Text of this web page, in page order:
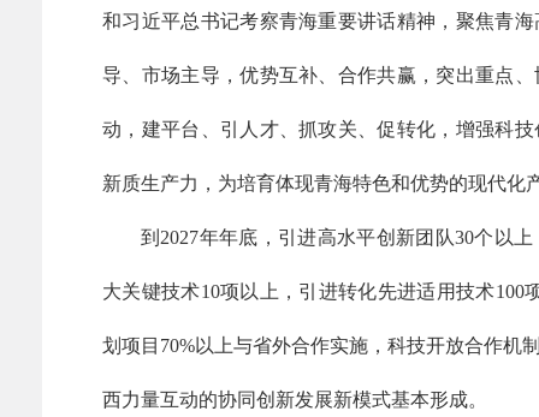
和习近平总书记考察青海重要讲话精神，聚焦青
导、市场主导，优势互补、合作共赢，突出重点
动，建平台、引人才、抓攻关、促转化，增强科
新质生产力，为培育体现青海特色和优势的现代化
到2027年年底，引进高水平创新团队30个以
大关键技术10项以上，引进转化先进适用技术100
划项目70%以上与省外合作实施，科技开放合作机
西力量互动的协同创新发展新模式基本形成。